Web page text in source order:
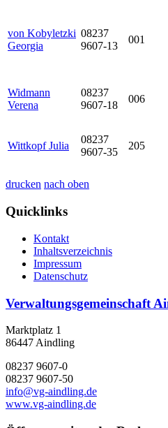
von Kobyletzki
Georgia
08237
9607-13
001
Widmann
Verena
08237
9607-18
006
Wittkopf Julia
08237
9607-35
205
drucken nach oben
Quicklinks
Kontakt
Inhaltsverzeichnis
Impressum
Datenschutz
Verwaltungsgemeinschaft
Marktplatz 1
86447 Aindling
08237 9607-0
08237 9607-50
info@vg-aindling.de
www.vg-aindling.de